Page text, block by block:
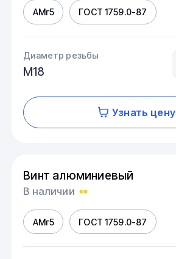
АМг5 ГОСТ 1759.0-87
Диаметр резьбы
М18
Узнать цену
Винт алюминиевый
В наличии
АМг5 ГОСТ 1759.0-87